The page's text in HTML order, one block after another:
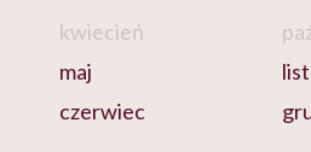
kwiecień
maj
czerwiec